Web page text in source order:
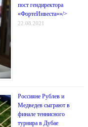
пост гендиректора
«ФортеИнвеста»»/>
22.08.2021
Россияне Рублев и
Медведев сыграют в
финале теннисного
турнира в Дубае